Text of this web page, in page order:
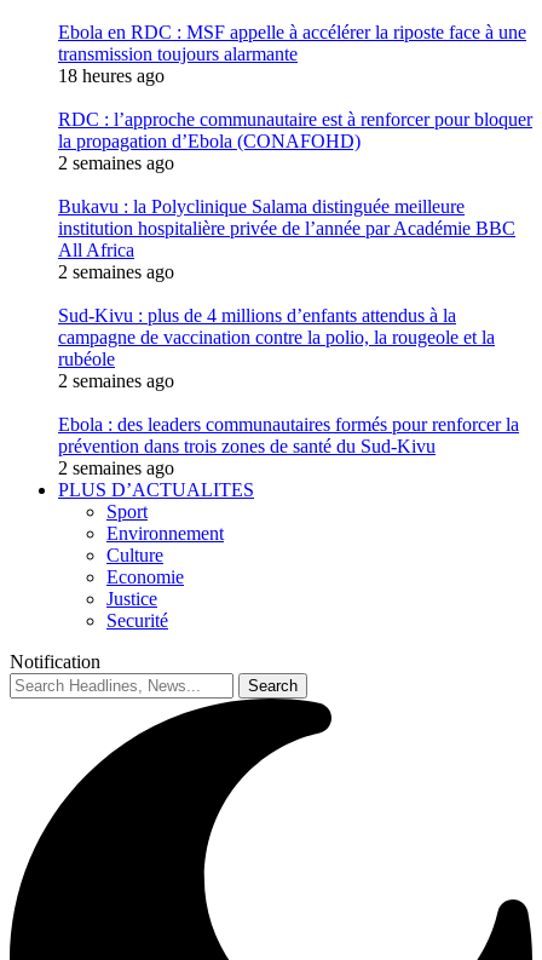
Ebola en RDC : MSF appelle à accélérer la riposte face à une
transmission toujours alarmante
18 heures ago
RDC : l’approche communautaire est à renforcer pour bloquer
la propagation d’Ebola (CONAFOHD)
2 semaines ago
Bukavu : la Polyclinique Salama distinguée meilleure
institution hospitalière privée de l’année par Académie BBC
All Africa
2 semaines ago
Sud-Kivu : plus de 4 millions d’enfants attendus à la
campagne de vaccination contre la polio, la rougeole et la
rubéole
2 semaines ago
Ebola : des leaders communautaires formés pour renforcer la
prévention dans trois zones de santé du Sud-Kivu
2 semaines ago
PLUS D’ACTUALITES
Sport
Environnement
Culture
Economie
Justice
Securité
Notification